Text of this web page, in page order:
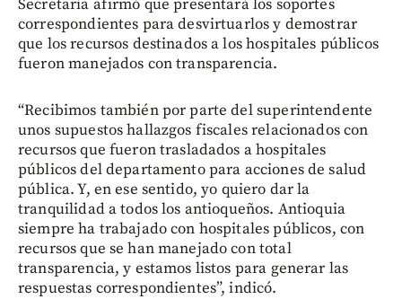
Secretaría afirmó que presentará los soportes
correspondientes para desvirtuarlos y demostrar
que los recursos destinados a los hospitales públicos
fueron manejados con transparencia.
“Recibimos también por parte del superintendente
unos supuestos hallazgos fiscales relacionados con
recursos que fueron trasladados a hospitales
públicos del departamento para acciones de salud
pública. Y, en ese sentido, yo quiero dar la
tranquilidad a todos los antioqueños. Antioquia
siempre ha trabajado con hospitales públicos, con
recursos que se han manejado con total
transparencia, y estamos listos para generar las
respuestas correspondientes”, indicó.